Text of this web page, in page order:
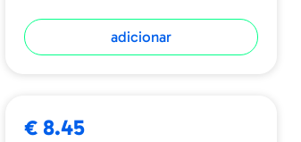
adicionar
€ 8.45